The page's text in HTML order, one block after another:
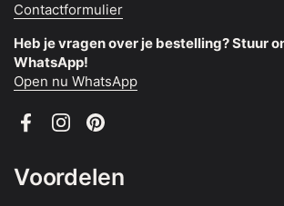
Contactformulier
Heb je vragen over je bestelling? Stuur
WhatsApp!
Open nu WhatsApp
FacebookInstagramPinterest
Voordelen